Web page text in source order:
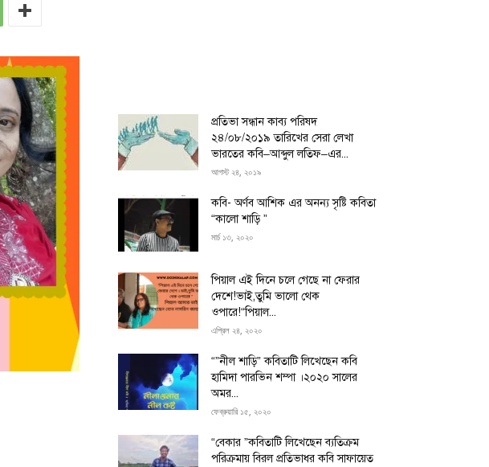
প্রতিভা সন্ধান কাব্য পরিষদ
২৪/০৮/২০১৯ তারিখের সেরা লেখা
ভারতের কবি–আব্দুল লতিফ–এর...
আগস্ট ২৪, ২০১৯
কবি- অর্ণব আশিক এর অনন্য সৃষ্টি কবিতা
“কালো শাড়ি ”
মার্চ ১৩, ২০২০
পিয়াল এই দিনে চলে গেছে না ফেরার
দেশে!ভাই,তুমি ভালো থেক
ওপারে!“পিয়াল...
এপ্রিল ২৪, ২০২০
“”নীল শাড়ি” কবিতাটি লিখেছেন কবি
হামিদা পারভিন শম্পা ।২০২০ সালের
অমর...
ফেব্রুয়ারি ১৫, ২০২০
“বেকার ”কবিতাটি লিখেছেন ব্যতিক্রম
পরিক্রমায় বিরল প্রতিভাধর কবি সাফায়েত